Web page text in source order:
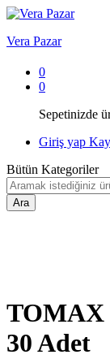
Vera Pazar
0
0
Sepetinizde
Giriş yap
Bütün Kategoriler
Ara
TOMAX
30 Adet